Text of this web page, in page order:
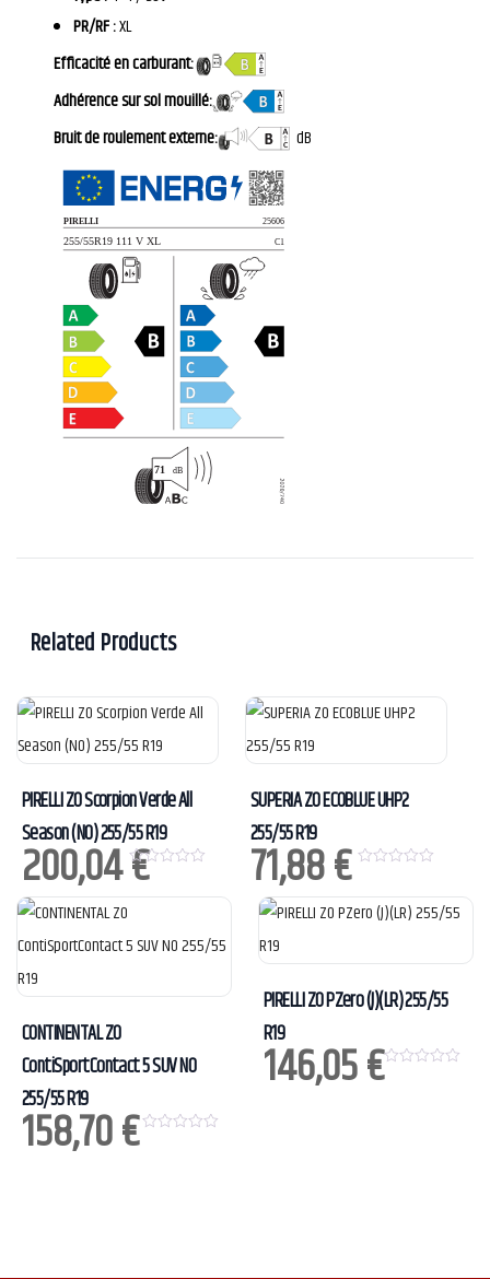
PR/RF :XL
Efficacité en carburant:
Adhérence sur sol mouillé:
Bruit de roulement externe:
dB
Related Products
PIRELLI ZO Scorpion Verde All
Season (N0) 255/55 R19
200,04€
0
u
f
5
SUPERIA ZO ECOBLUE UHP2
255/55 R19
71,88€
u
t
CONTINENTAL ZO
ContiSportContact 5 SUV N0
255/55 R19
158,70€
PIRELLI ZO PZero (J)(LR) 255/55
R19
146,05€0